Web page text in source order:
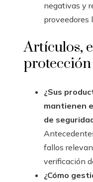
negativas y
proveedores
Artículos,
protección
¿Sus
mantienen
de
fallos
verificación
¿Cómo